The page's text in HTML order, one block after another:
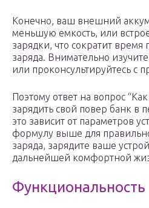
Конечно, ваш внешний
меньшую емкость, или
зарядки, что сократит время
заряда. Внимательно
или проконсультируйтесь с
Поэтому ответ на вопрос
зарядить свой повер банк в
это зависит от параметров
формулу выше для
заряда, зарядите ваше
дальнейшей комфортной
Функциональность